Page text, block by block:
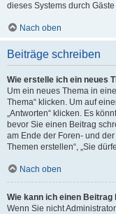
dieses Systems durch
Nach oben
Beiträge schreiben
Wie erstelle ich ein neues
Um ein neues Thema in
Thema“ klicken. Um auf
„Antworten“ klicken. Es
bevor Sie einen Beitrag
am Ende der Foren- und
Themen erstellen“, „Sie
Nach oben
Wie kann ich einen
Wenn Sie nicht